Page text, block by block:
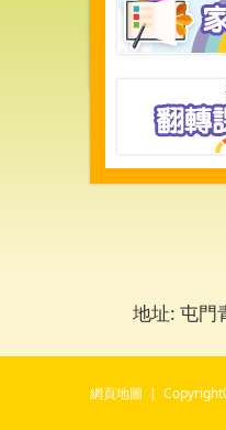
地址: 屯門
網頁地圖 |